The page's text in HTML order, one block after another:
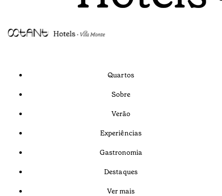
Quartos
Sobre
Verão
Experiências
Gastronomia
Destaques
Ver mais